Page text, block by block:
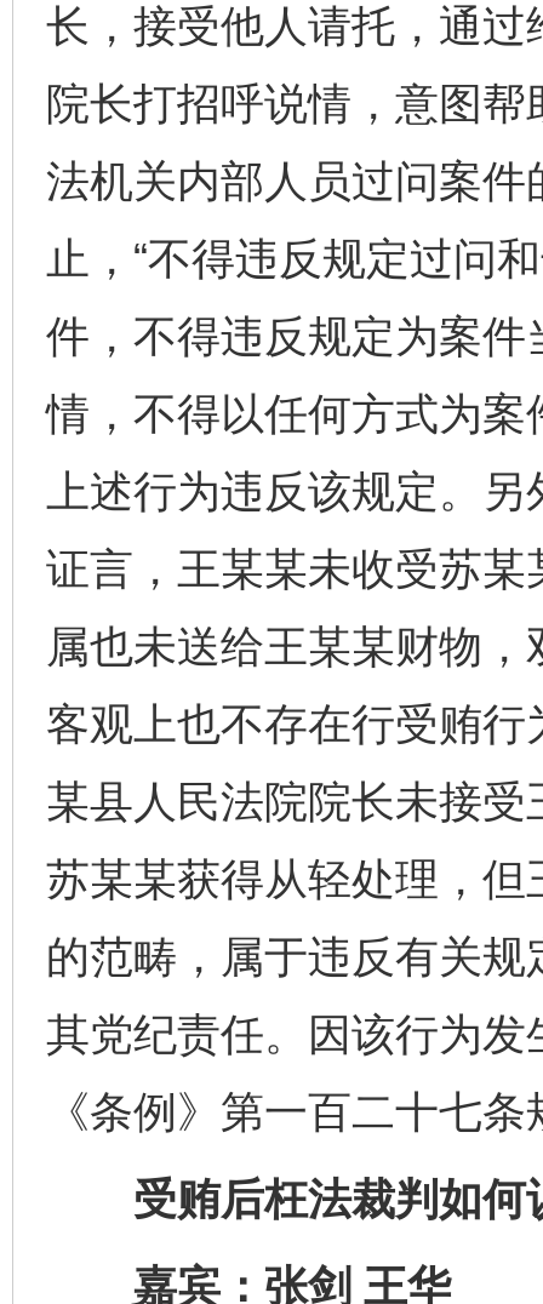
长，接受他人请托，通
院长打招呼说情，意图
法机关内部人员过问案
止，“不得违反规定过问
件，不得违反规定为案
情，不得以任何方式为案
上述行为违反该规定。
证言，王某某未收受苏
属也未送给王某某财物
客观上也不存在行受贿
某县人民法院院长未接
苏某某获得从轻处理，
的范畴，属于违反有关
其党纪责任。因该行为
《条例》第一百二十七
受贿后枉法裁判如何
嘉宾：张剑 王华